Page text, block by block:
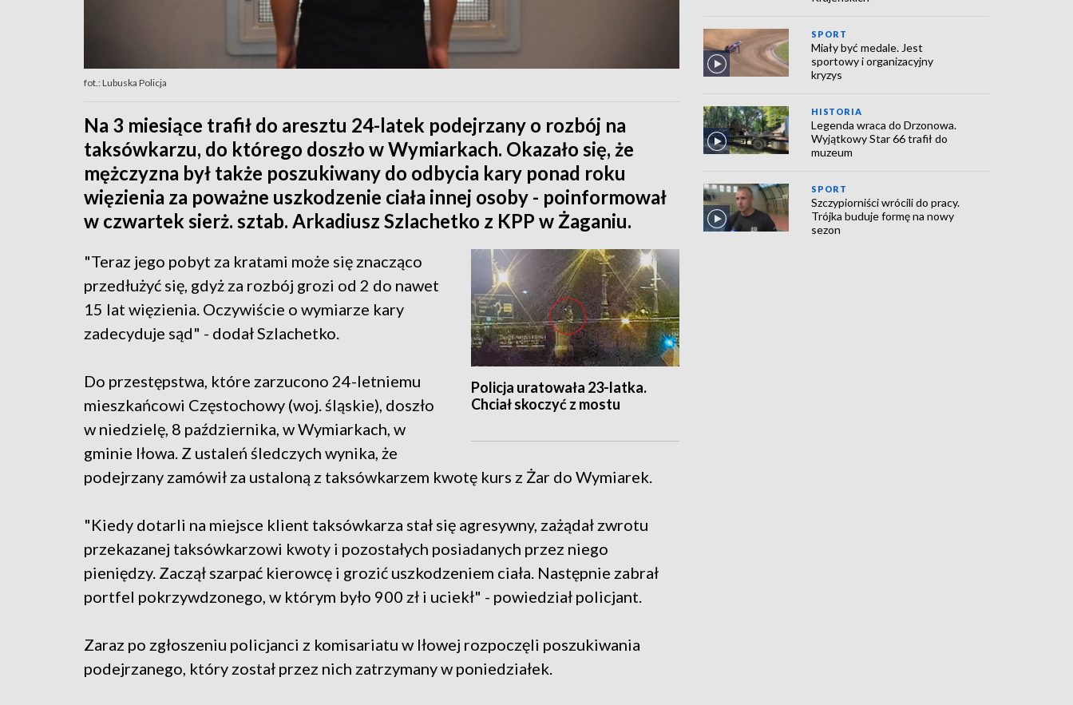
fot.: Lubuska Policja
Na 3 miesiące trafił do aresztu 24-latek podejrzany o rozbój na
taksówkarzu, do którego doszło w Wymiarkach. Okazało się, że
mężczyzna był także poszukiwany do odbycia kary ponad roku
więzienia za poważne uszkodzenie ciała innej osoby - poinformował
w czwartek sierż. sztab. Arkadiusz Szlachetko z KPP w Żaganiu.
Policja uratowała 23-latka.
Chciał skoczyć z mostu
"Teraz jego pobyt za kratami może się znacząco
przedłużyć się, gdyż za rozbój grozi od 2 do nawet
15 lat więzienia. Oczywiście o wymiarze kary
zadecyduje sąd" - dodał Szlachetko.
Do przestępstwa, które zarzucono 24-letniemu
mieszkańcowi Częstochowy (woj. śląskie), doszło
w niedzielę, 8 października, w Wymiarkach, w
gminie Iłowa. Z ustaleń śledczych wynika, że
podejrzany zamówił za ustaloną z taksówkarzem kwotę kurs z Żar do Wymiarek.
"Kiedy dotarli na miejsce klient taksówkarza stał się agresywny, zażądał zwrotu
przekazanej taksówkarzowi kwoty i pozostałych posiadanych przez niego
pieniędzy. Zaczął szarpać kierowcę i grozić uszkodzeniem ciała. Następnie zabrał
portfel pokrzywdzonego, w którym było 900 zł i uciekł" - powiedział policjant.
Zaraz po zgłoszeniu policjanci z komisariatu w Iłowej rozpoczęli poszukiwania
podejrzanego, który został przez nich zatrzymany w poniedziałek.
SPORT
Miały być medale. Jest
sportowy i organizacyjny
kryzys
HISTORIA
Legenda wraca do Drzonowa.
Wyjątkowy Star 66 trafił do
muzeum
SPORT
Szczypiorniści wrócili do pracy.
Trójka buduje formę na nowy
sezon